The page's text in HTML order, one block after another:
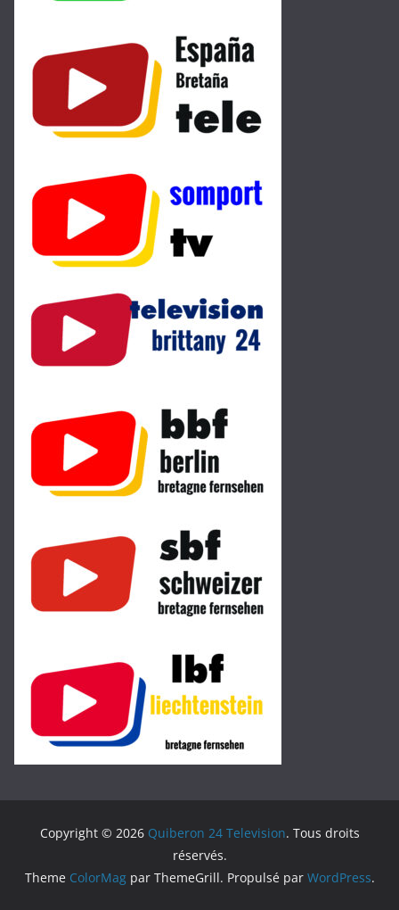
Copyright © 2026 Quiberon 24 Television. Tous droits
réservés.
Theme ColorMagpar ThemeGrill. Propulsé par WordPress.